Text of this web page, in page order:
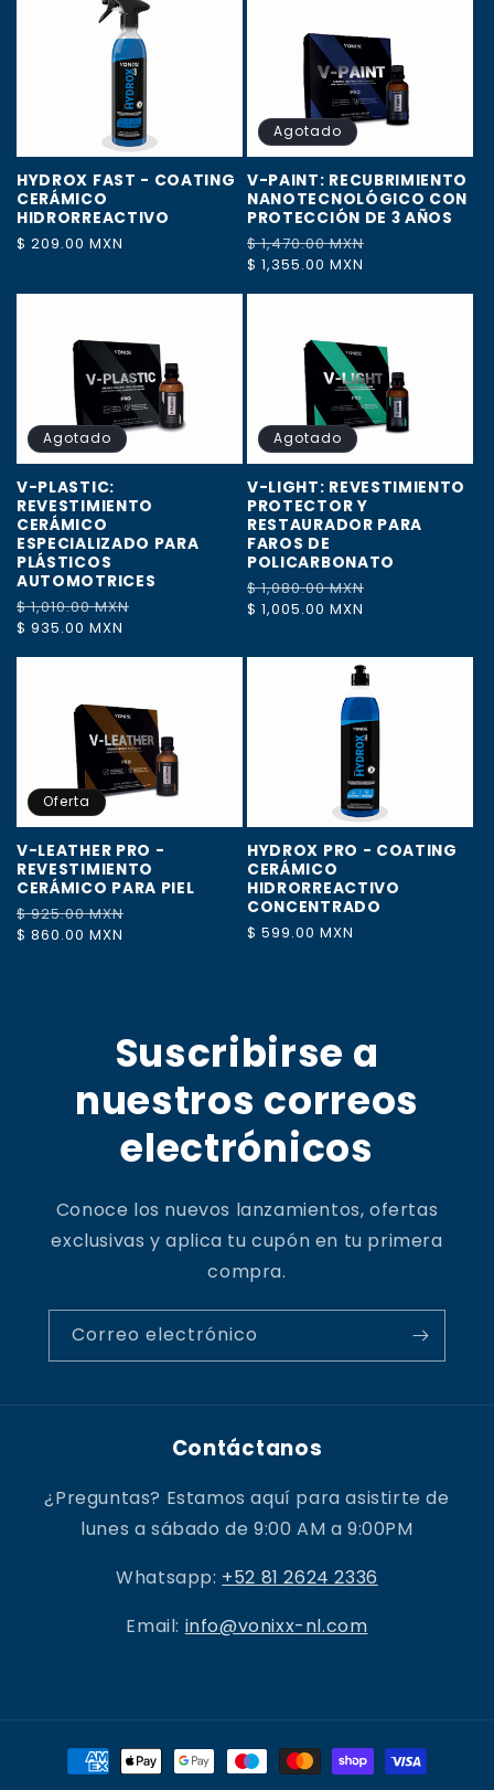
HYDROX FAST - COATING
CERÁMICO
HIDRORREACTIVO
Precio
$ 209.00 MXN
Agotado
V-PAINT: RECUBRIMIENTO
NANOTECNOLÓGICO CON
PROTECCIÓN DE 3 AÑOS
Precio
habitual
$ 1,470.00 MXN
$ 1,355.00 MXN
Agotado
V-PLASTIC:
REVESTIMIENTO
CERÁMICO
ESPECIALIZADO PARA
PLÁSTICOS
AUTOMOTRICES
Precio
habitual
$ 1,010.00 MXN
$ 935.00 MXN
Agotado
V-LIGHT: REVESTIMIENTO
PROTECTOR Y
RESTAURADOR PARA
FAROS DE
POLICARBONATO
Precio
habitual
$ 1,080.00 MXN
$ 1,005.00 MXN
Oferta
V-LEATHER PRO -
REVESTIMIENTO
CERÁMICO PARA PIEL
Precio
habitual
$ 925.00 MXN
$ 860.00 MXN
HYDROX PRO - COATING
CERÁMICO
HIDRORREACTIVO
CONCENTRADO
Precio
$ 599.00 MXN
Suscribirse a
nuestros correos
electrónicos
Conoce los nuevos lanzamientos, ofertas
exclusivas y aplica tu cupón en tu primera
compra.
Correo electrónico
Contáctanos
¿Preguntas? Estamos aquí para asistirte de
lunes a sábado de 9:00 AM a 9:00PM
Whatsapp: +52 81 2624 2336
Email: info@vonixx-nl.com
Formas
de